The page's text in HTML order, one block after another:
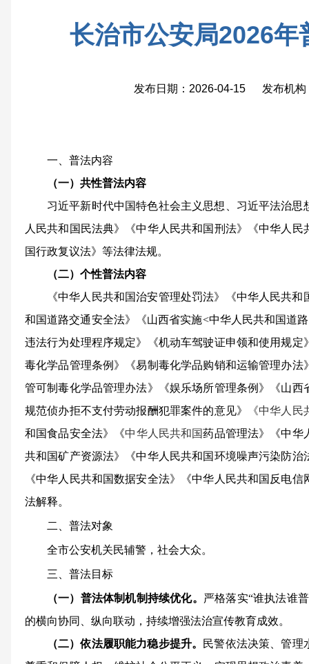
长治市公安局2026年
发布日期：2026-04-15 发布机构
一、普法内容
（一）共性普法内容
习近平新时代中国特色社会主义思想、习近平法治
人民共和国民法典》《中华人民共和国刑法》《中华人
国行政复议法》等法律法规。
（二）个性普法内容
《中华人民共和国治安管理处罚法》《中华人民共
和国道路交通安全法》《山西省实施<中华人民共和国道
违法行为处理程序规定》《机动车驾驶证申领和使用规
毒化学品管理条例》《易制毒化学品购销和运输管理办
管可制毒化学品管理办法》《娱乐场所管理条例》《山
规范侦办拒不支付劳动报酬犯罪案件的意见》
《中华人
和国食品安全法》《中华人民共和国药品管理法》《中华
共和国矿产资源法》《中华人民共和国环境噪声污染防
《中华人民共和国数据安全法》《中华人民共和国反电
法解释。
二、普法对象
全市公安机关民辅警，社会大众。
三、普法目标
（一）普法体制机制持续优化。 严格落实“谁执法谁
的横向协同、纵向联动，持续增强法治宣传教育成效。
（二）依法履职能力稳步提升。
民警依法决策、管理